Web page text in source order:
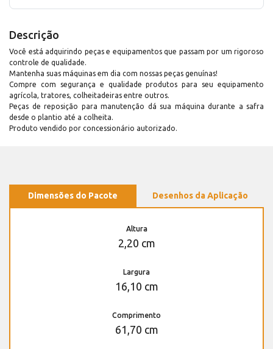
Descrição
Você está adquirindo peças e equipamentos que passam por um rigoroso
controle de qualidade.
Mantenha suas máquinas em dia com nossas peças genuínas!
Compre com segurança e qualidade produtos para seu equipamento
agrícola, tratores, colheitadeiras entre outros.
Peças de reposição para manutenção dá sua máquina durante a safra
desde o plantio até a colheita.
Produto vendido por concessionário autorizado.
Dimensões do Pacote Desenhos da Aplicação
Altura
2,20 cm
Largura
16,10 cm
Comprimento
61,70 cm